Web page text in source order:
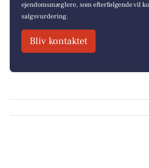
ejendomsmæglere, som efterfølgende vil
salgsvurdering.
Bliv kontaktet